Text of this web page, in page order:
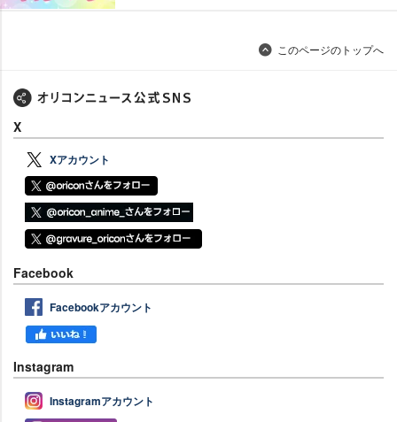
このページのトップへ
X
Xアカウント
Facebook
Facebookアカウント
Instagram
Instagramアカウント